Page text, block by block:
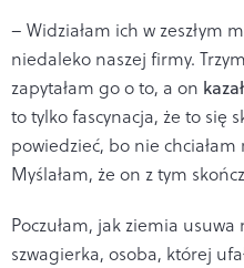
– Widziałam ich w zeszłym
niedaleko naszej firmy.
zapytałam go o to, a on
to tylko fascynacja, że to się
powiedzieć, bo nie chciałam
Myślałam, że on z tym
Poczułam, jak ziemia
szwagierka, osoba, której